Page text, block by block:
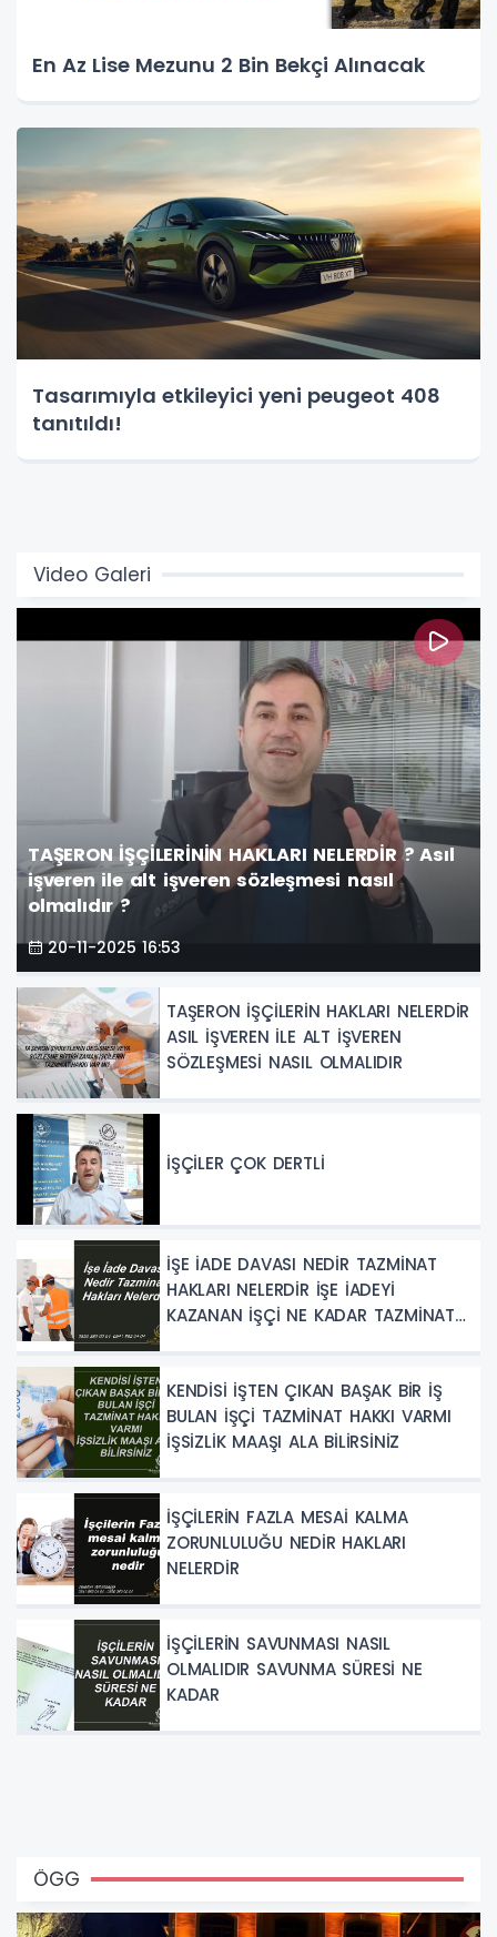
En Az Lise Mezunu 2 Bin Bekçi Alınacak
Tasarımıyla etkileyici yeni peugeot 408
tanıtıldı!
Video Galeri
TAŞERON İŞÇİLERİNİN HAKLARI NELERDİR ? Asıl
işveren ile alt işveren sözleşmesi nasıl
olmalıdır ?
20-11-2025 16:53
TAŞERON İŞÇİLERİN HAKLARI NELERDİR
ASIL İŞVEREN İLE ALT İŞVEREN
SÖZLEŞMESİ NASIL OLMALIDIR
İŞÇİLER ÇOK DERTLİ
İŞE İADE DAVASI NEDİR TAZMİNAT
HAKLARI NELERDİR İŞE İADEYİ
KAZANAN İŞÇİ NE KADAR TAZMİNAT
KENDİSİ İŞTEN ÇIKAN BAŞAK BİR İŞ
BULAN İŞÇİ TAZMİNAT HAKKI VARMI
İŞSİZLİK MAAŞI ALA BİLİRSİNİZ
İŞÇİLERİN FAZLA MESAİ KALMA
ZORUNLULUĞU NEDİR HAKLARI
NELERDİR
İŞÇİLERİN SAVUNMASI NASIL
OLMALIDIR SAVUNMA SÜRESİ NE
KADAR
ÖGG